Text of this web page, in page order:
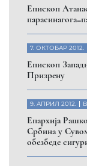
Eпископ
7. ОКТОБАР 2012.
Eпископ
Призрену
9. АПРИЛ 2012.
Eпархија
Србина у
обезбеде